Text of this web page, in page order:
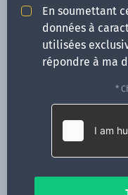
En soumettant
données à
utilisées
répondre à ma
*
INFOS PRATIQUES
Qui sommes-nous ?
35000 Rennes
02 99 05 25 47
Contactez-